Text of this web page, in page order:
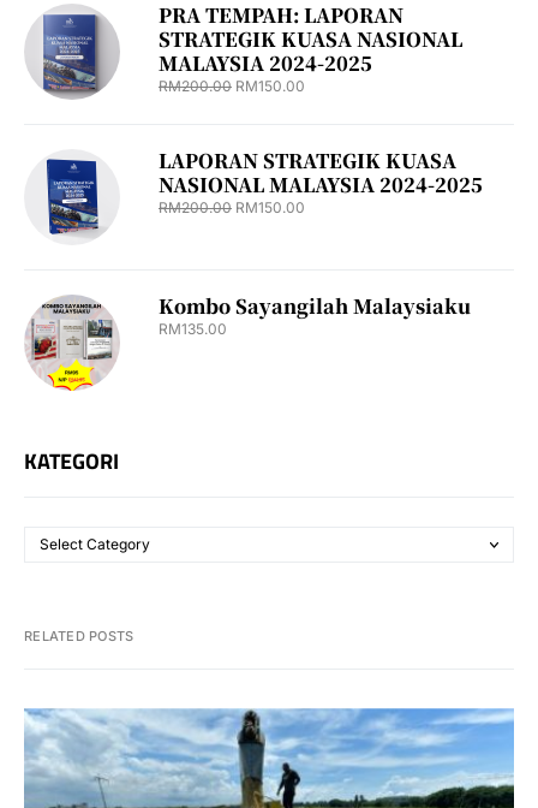
PRA TEMPAH: LAPORAN
STRATEGIK KUASA NASIONAL
MALAYSIA 2024-2025
RM200.00 RM150.00
LAPORAN STRATEGIK KUASA
NASIONAL MALAYSIA 2024-2025
RM200.00 RM150.00
Kombo Sayangilah Malaysiaku
RM135.00
KATEGORI
RELATED POSTS